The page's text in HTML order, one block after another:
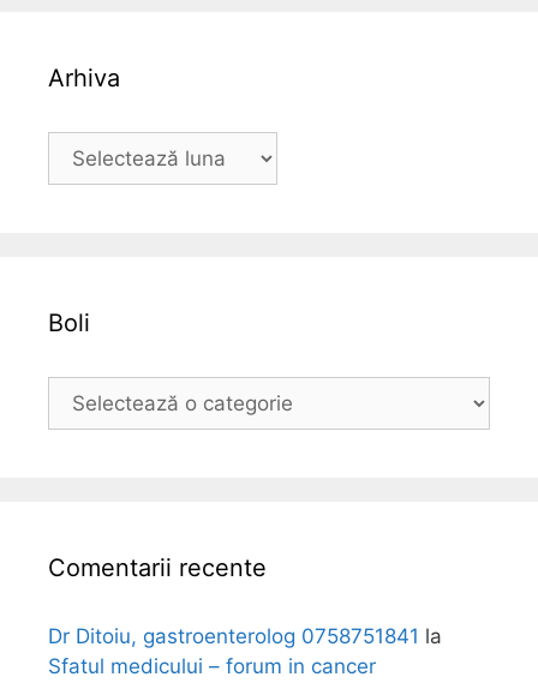
Arhiva
Boli
Comentarii recente
Dr Ditoiu, gastroenterolog 0758751841 la
Sfatul medicului – forum in cancer